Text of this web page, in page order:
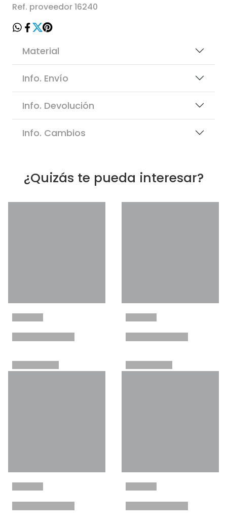
Ref. proveedor 16240
Material
Info. Envío
Info. Devolución
Info. Cambios
¿Quizás te pueda interesar?